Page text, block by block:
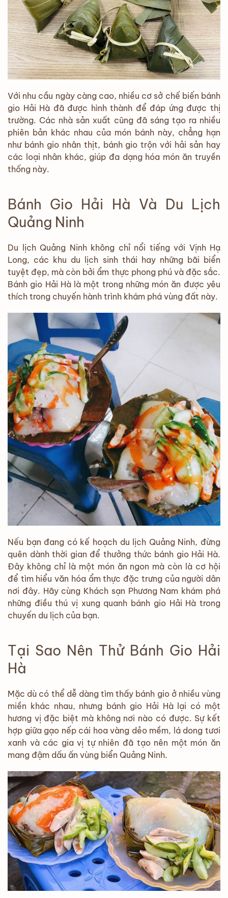
Với nhu cầu ngày càng cao, nhiều cơ sở chế biến bánh
gio Hải Hà đã được hình thành để đáp ứng được thị
trường. Các nhà sản xuất cũng đã sáng tạo ra nhiều
phiên bản khác nhau của món bánh này, chẳng hạn
như bánh gio nhân thịt, bánh gio trộn với hải sản hay
các loại nhân khác, giúp đa dạng hóa món ăn truyền
thống này.
Bánh Gio Hải Hà Và Du Lịch
Quảng Ninh
Du lịch Quảng Ninh không chỉ nổi tiếng với Vịnh Hạ
Long, các khu du lịch sinh thái hay những bãi biển
tuyệt đẹp, mà còn bởi ẩm thực phong phú và đặc sắc.
Bánh gio Hải Hà là một trong những món ăn được yêu
thích trong chuyến hành trình khám phá vùng đất này.
Nếu bạn đang có kế hoạch du lịch Quảng Ninh, đừng
quên dành thời gian để thưởng thức bánh gio Hải Hà.
Đây không chỉ là một món ăn ngon mà còn là cơ hội
để tìm hiểu văn hóa ẩm thực đặc trưng của người dân
nơi đây. Hãy cùng Khách sạn Phương Nam khám phá
những điều thú vị xung quanh bánh gio Hải Hà trong
chuyến du lịch của bạn.
Tại Sao Nên Thử Bánh Gio Hải
Hà
Mặc dù có thể dễ dàng tìm thấy bánh gio ở nhiều vùng
miền khác nhau, nhưng bánh gio Hải Hà lại có một
hương vị đặc biệt mà không nơi nào có được. Sự kết
hợp giữa gạo nếp cái hoa vàng dẻo mềm, lá dong tươi
xanh và các gia vị tự nhiên đã tạo nên một món ăn
mang đậm dấu ấn vùng biển Quảng Ninh.